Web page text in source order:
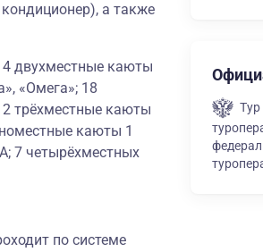
а также
двухместные каюты
«Омега»; 18
трёхместные каюты
каюты 1
7 четырёхместных
по системе